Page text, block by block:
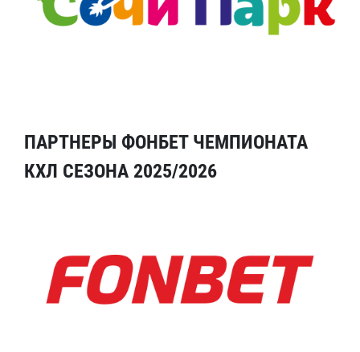
ПАРТНЕРЫ ФОНБЕТ ЧЕМПИОНАТА
КХЛ СЕЗОНА 2025/2026